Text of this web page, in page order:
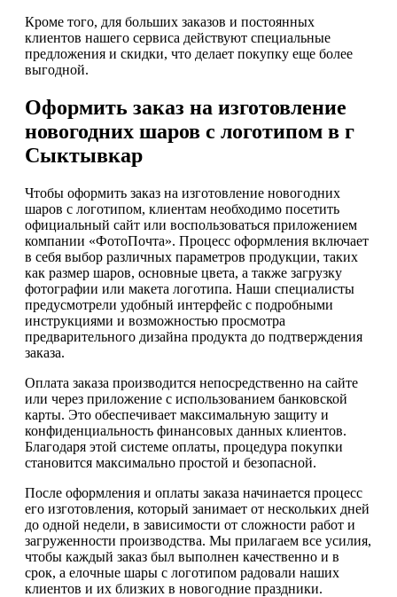
Кроме того, для больших заказов и постоянных
клиентов нашего сервиса действуют специальные
предложения и скидки, что делает покупку еще более
выгодной.
Оформить заказ на изготовление
новогодних шаров с логотипом в г
Сыктывкар
Чтобы оформить заказ на изготовление новогодних
шаров с логотипом, клиентам необходимо посетить
официальный сайт или воспользоваться приложением
компании «ФотоПочта». Процесс оформления включает
в себя выбор различных параметров продукции, таких
как размер шаров, основные цвета, а также загрузку
фотографии или макета логотипа. Наши специалисты
предусмотрели удобный интерфейс с подробными
инструкциями и возможностью просмотра
предварительного дизайна продукта до подтверждения
заказа.
Оплата заказа производится непосредственно на сайте
или через приложение с использованием банковской
карты. Это обеспечивает максимальную защиту и
конфиденциальность финансовых данных клиентов.
Благодаря этой системе оплаты, процедура покупки
становится максимально простой и безопасной.
После оформления и оплаты заказа начинается процесс
его изготовления, который занимает от нескольких дней
до одной недели, в зависимости от сложности работ и
загруженности производства. Мы прилагаем все усилия,
чтобы каждый заказ был выполнен качественно и в
срок, а елочные шары с логотипом радовали наших
клиентов и их близких в новогодние праздники.